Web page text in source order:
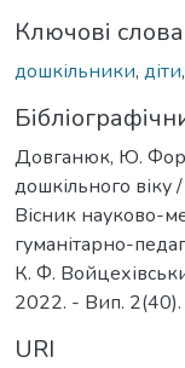
Ключові слова
дошкільники, діти,
Довганюк, Ю.
дошкільного
Вісник науково-
гуманітарно-
К. Ф.
2022. - Вип.
URI